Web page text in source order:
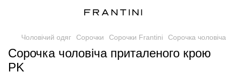
Чоловічий одяг Сорочки Сорочки Frantini Сорочка
Сорочка чоловіча приталеного крою
PK